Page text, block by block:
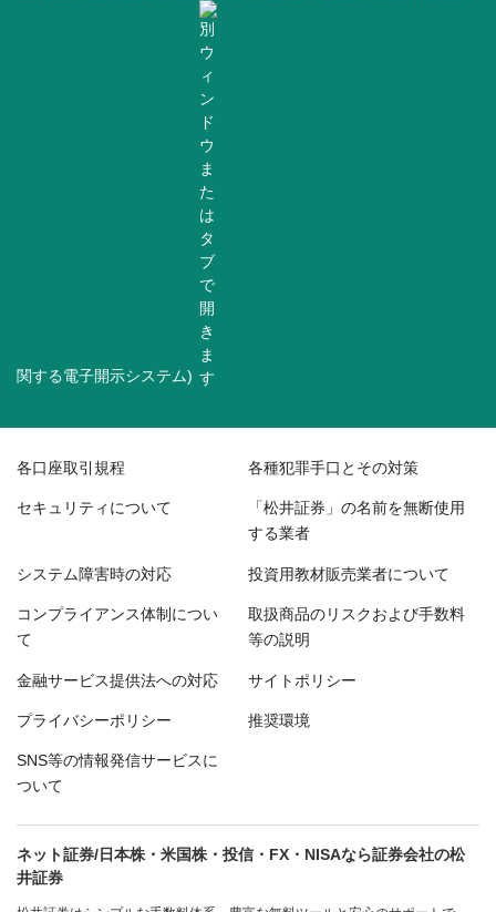
関する電子開示システム)
各口座取引規程 各種犯罪手口とその対策
セキュリティについて 「松井証券」の名前を無断使用
する業者
システム障害時の対応 投資用教材販売業者について
コンプライアンス体制につい
て
取扱商品のリスクおよび手数料
等の説明
金融サービス提供法への対応 サイトポリシー
プライバシーポリシー 推奨環境
SNS等の情報発信サービスに
ついて
ネット証券/日本株・米国株・投信・FX・NISAなら証券会社の松
井証券